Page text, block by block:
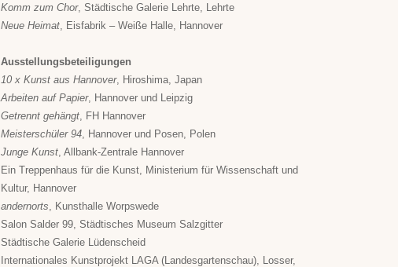
Komm zum Chor, Städtische Galerie Lehrte, Lehrte
Neue Heimat, Eisfabrik – Weiße Halle, Hannover
Ausstellungsbeteiligungen
10 x Kunst aus Hannover, Hiroshima, Japan
Arbeiten auf Papier, Hannover und Leipzig
Getrennt gehängt, FH Hannover
Meisterschüler 94, Hannover und Posen, Polen
Junge Kunst, Allbank-Zentrale Hannover
Ein Treppenhaus für die Kunst, Ministerium für Wissenschaft und
Kultur, Hannover
andernorts, Kunsthalle Worpswede
Salon Salder 99, Städtisches Museum Salzgitter
Städtische Galerie Lüdenscheid
Internationales Kunstprojekt LAGA (Landesgartenschau), Losser,